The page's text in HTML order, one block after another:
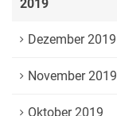
2019
Dezember 2019
November 2019
Oktober 2019